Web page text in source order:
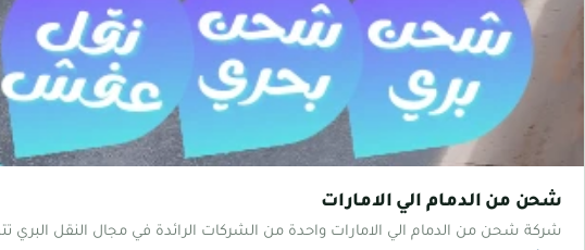
شحن من الدمام الي الامارات
شركة شحن من الدمام الي الامارات واحدة من الشركات الرائدة في مجال النقل